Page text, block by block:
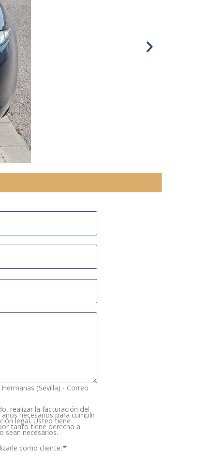
(Sevilla) - Correo
realizar la facturación del
necesarios para cumplir
legal. Usted tiene
tanto tiene derecho a
sean necesarios.
como cliente.*